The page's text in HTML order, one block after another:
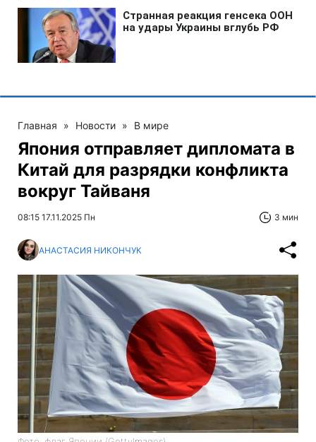
Главная » Новости » В мире
Япония отправляет дипломата в
Китай для разрядки конфликта
вокруг Тайваня
08:15 17.11.2025 Пн 3 мин
АНАСТАСИЯ НИКОНЧУК